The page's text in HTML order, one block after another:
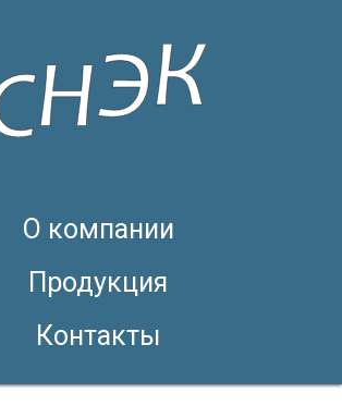
О компании
Продукция
Контакты